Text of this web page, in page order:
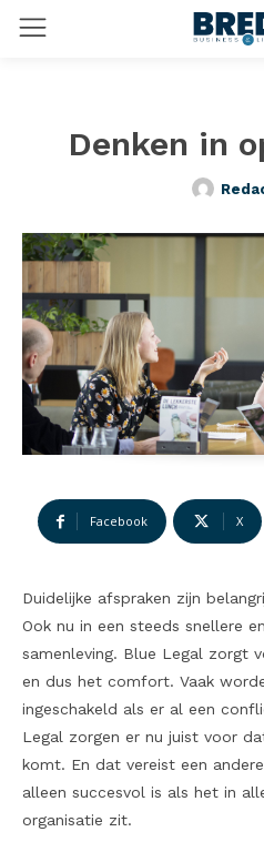
Denken in
Facebook X
Duidelijke afspraken zijn
Ook nu in een steeds snellere
samenleving. Blue Legal zorgt
en dus het comfort. Vaak
ingeschakeld als er al een
Legal zorgen er nu juist voor
komt. En dat vereist een
alleen succesvol is als het in
organisatie zit.